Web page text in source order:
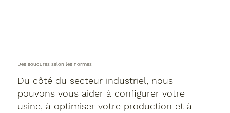
Des soudures selon les normes
Du côté du secteur industriel, nous
pouvons vous aider à configurer votre
usine, à optimiser votre production et à